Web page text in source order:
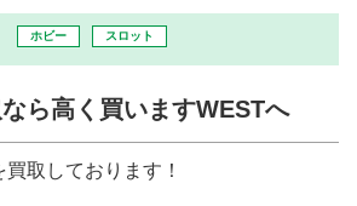
お客様へ
お探しの方へ
ホビー スロット
ら高く買いますWESTへ
取しております！